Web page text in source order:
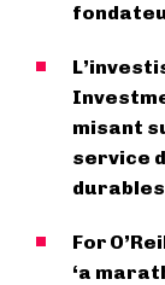
misant
service
For
‘a